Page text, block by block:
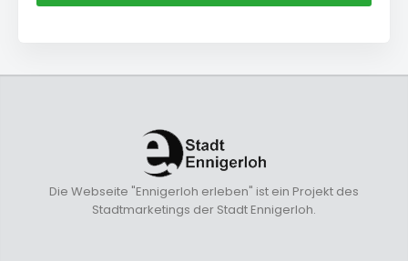
Die Webseite "Ennigerloh erleben" ist ein Projekt des
Stadtmarketings der Stadt Ennigerloh.